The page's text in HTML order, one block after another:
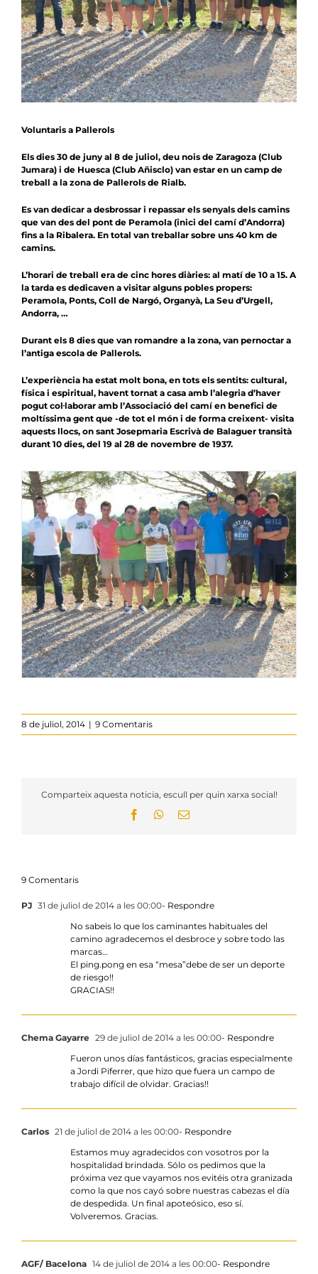
Notícies
Agenda
Contacte
Col.labora
Voluntaris a Pallerols
Els dies 30 de juny al 8 de juliol, deu nois de Zaragoza (Club
Jumara) i de Huesca (Club Añisclo) van estar en un camp de
treball a la zona de Pallerols de Rialb.
Es van dedicar a desbrossar i repassar els senyals dels camins
que van des del pont de Peramola (inici del camí d’Andorra)
fins a la Ribalera. En total van treballar sobre uns 40 km de
camins.
L’horari de treball era de cinc hores diàries: al matí de 10 a 15. A
la tarda es dedicaven a visitar alguns pobles propers:
Peramola, Ponts, Coll de Nargó, Organyà, La Seu d’Urgell,
Andorra, …
Durant els 8 dies que van romandre a la zona, van pernoctar a
l’antiga escola de Pallerols.
L’experiència ha estat molt bona, en tots els sentits: cultural,
física i espiritual, havent tornat a casa amb l’alegria d’haver
pogut col·laborar amb l’Associació del camí en benefici de
moltíssima gent que -de tot el món i de forma creixent- visita
aquests llocs, on sant Josepmaria Escrivà de Balaguer transità
durant 10 dies, del 19 al 28 de novembre de 1937.
8 de juliol, 2014 | 9 Comentaris
Comparteix aquesta noticia, escull per quin xarxa social!
FacebookWhatsApp
Email:
9 Comentaris
PJ 31 de juliol de 2014 a les 00:00- Respondre
No sabeis lo que los caminantes habituales del
camino agradecemos el desbroce y sobre todo las
marcas…
El ping.pong en esa “mesa”debe de ser un deporte
de riesgo!!
GRACIAS!!
Chema Gayarre 29 de juliol de 2014 a les 00:00- Respondre
Fueron unos días fantásticos, gracias especialmente
a Jordi Piferrer, que hizo que fuera un campo de
trabajo difícil de olvidar. Gracias!!
Carlos 21 de juliol de 2014 a les 00:00- Respondre
Estamos muy agradecidos con vosotros por la
hospitalidad brindada. Sólo os pedimos que la
próxima vez que vayamos nos evitéis otra granizada
como la que nos cayó sobre nuestras cabezas el día
de despedida. Un final apoteósico, eso sí.
Volveremos. Gracias.
AGF/ Bacelona 14 de juliol de 2014 a les 00:00- Respondre